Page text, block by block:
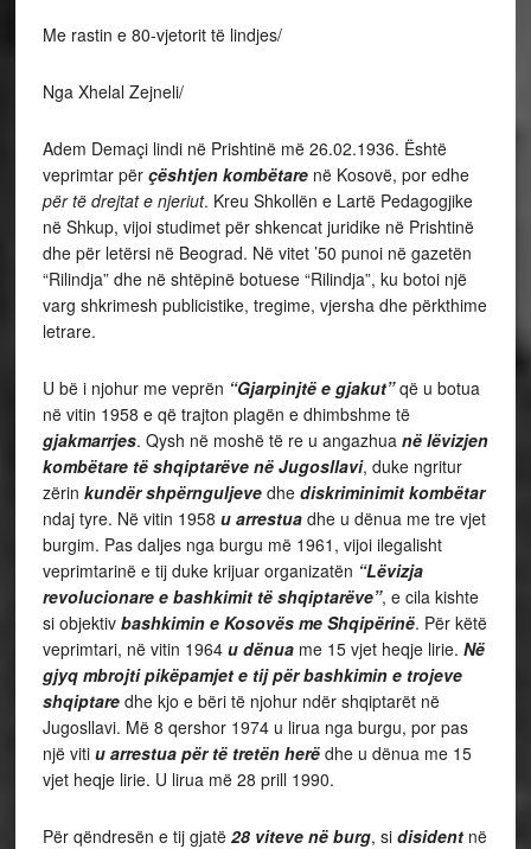
Me rastin e 80-vjetorit të lindjes/
Nga Xhelal Zejneli/
Adem Demaçi lindi në Prishtinë më 26.02.1936. Është
veprimtar për çështjen kombëtarenë Kosovë, por edhe
për të drejtat e njeriut. Kreu Shkollën e Lartë Pedagogjike
në Shkup, vijoi studimet për shkencat juridike në Prishtinë
dhe për letërsi në Beograd. Në vitet ’50 punoi në gazetën
“Rilindja” dhe në shtëpinë botuese “Rilindja”, ku botoi një
varg shkrimesh publicistike, tregime, vjersha dhe përkthime
letrare.
U bë i njohur me veprën “Gjarpinjtë e gjakut”që u botua
në vitin 1958 e që trajton plagën e dhimbshme të
gjakmarrjes. Qysh në moshë të re u angazhua në lëvizjen
kombëtare të shqiptarëve në Jugosllavi, duke ngritur
zërin kundër shpërnguljevedhe diskriminimit kombëtar
ndaj tyre. Në vitin 1958 u arrestuadhe u dënua me tre vjet
burgim. Pas daljes nga burgu më 1961, vijoi ilegalisht
veprimtarinë e tij duke krijuar organizatën “Lëvizja
revolucionare e bashkimit të shqiptarëve”, e cila kishte
si objektiv bashkimin e Kosovës me Shqipërinë. Për këtë
veprimtari, në vitin 1964 u dënuame 15 vjet heqje lirie. Në
gjyq mbrojti pikëpamjet e tij për bashkimin e trojeve
shqiptaredhe kjo e bëri të njohur ndër shqiptarët në
Jugosllavi. Më 8 qershor 1974 u lirua nga burgu, por pas
një viti u arrestua për të tretën herëdhe u dënua me 15
vjet heqje lirie. U lirua më 28 prill 1990.
Për qëndresën e tij gjatë 28 viteve në burg, si disidentnë